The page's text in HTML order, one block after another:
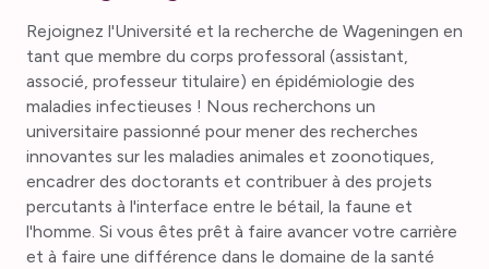
Rejoignez l'Université et la recherche de Wageningen en
tant que membre du corps professoral (assistant,
associé, professeur titulaire) en épidémiologie des
maladies infectieuses ! Nous recherchons un
universitaire passionné pour mener des recherches
innovantes sur les maladies animales et zoonotiques,
encadrer des doctorants et contribuer à des projets
percutants à l'interface entre le bétail, la faune et
l'homme. Si vous êtes prêt à faire avancer votre carrière
et à faire une différence dans le domaine de la santé